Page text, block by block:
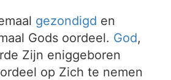
gezondigd en
Gods oordeel. God,
Zijn eniggeboren
op Zich te nemen